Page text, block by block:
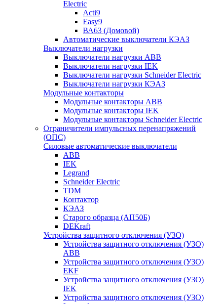
Electric
Acti9
Easy9
ВА63 (Домовой)
Автоматические выключатели КЭАЗ
Выключатели нагрузки
Выключатели нагрузки ABB
Выключатели нагрузки IEK
Выключатели нагрузки Schneider Electric
Выключатели нагрузки КЭАЗ
Модульные контакторы
Модульные контакторы ABB
Модульные контакторы IEK
Модульные контакторы Schneider Electric
Ограничители импульсных перенапряжений
(ОПС)
Силовые автоматические выключатели
ABB
IEK
Legrand
Schneider Electric
TDM
Контактор
КЭАЗ
Старого образца (АП50Б)
DEKraft
Устройства защитного отключения (УЗО)
Устройства защитного отключения (УЗО)
ABB
Устройства защитного отключения (УЗО)
EKF
Устройства защитного отключения (УЗО)
IEK
Устройства защитного отключения (УЗО)